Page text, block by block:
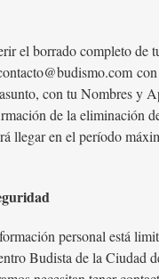
el borrado completo de
con tu Nombres y
de la eliminación
llegar en el período
personal está
Budista de la Ciudad